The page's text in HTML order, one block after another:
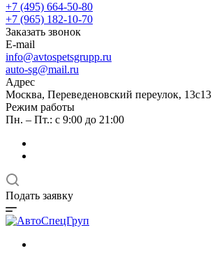
+7 (495) 664-50-80
+7 (965) 182-10-70
Заказать звонок
E-mail
info@avtospetsgrupp.ru
auto-sg@mail.ru
Адрес
Москва, Переведеновский переулок, 13с13
Режим работы
Пн. – Пт.: с 9:00 до 21:00
Подать заявку